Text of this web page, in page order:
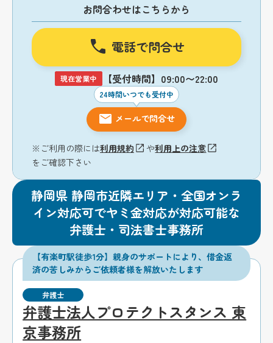
お問合わせはこちらから
電話で問合せ
現在営業中 【受付時間】09:00〜22:00
24時間いつでも受付中
メールで問合せ
※ご利用の際には利用規約 や利用上の注意
をご確認下さい
静岡県 静岡市近隣エリア・全国オンラ
イン対応可でヤミ金対応が対応可能な
弁護士・司法書士事務所
【有楽町駅徒歩1分】親身のサポートにより、借金返
済の苦しみからご依頼者様を解放いたします
弁護士
弁護士法人プロテクトスタンス 東
京事務所